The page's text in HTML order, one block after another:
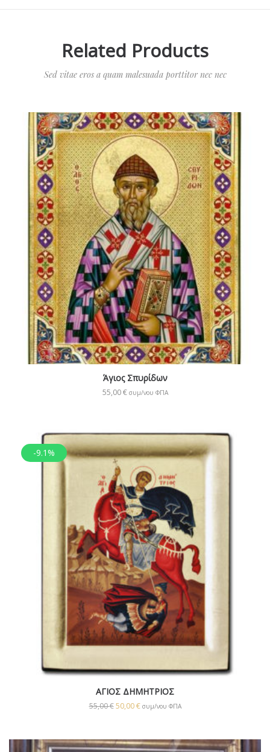
Related Products
Sed vitae eros a quam malesuada porttitor nec nec
Άγιος Σπυρίδων
55,00€ συμ/νου ΦΠΑ
-9.1%
ΑΓΙΟΣ ΔΗΜΗΤΡΙΟΣ
55,00€ 50,00€ συμ/νου ΦΠΑ